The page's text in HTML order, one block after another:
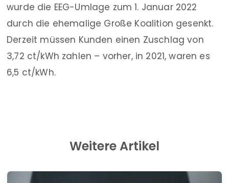
wurde die EEG-Umlage zum 1. Januar 2022
durch die ehemalige Große Koalition gesenkt.
Derzeit müssen Kunden einen Zuschlag von
3,72 ct/kWh zahlen – vorher, in 2021, waren es
6,5 ct/kWh.
Weitere Artikel